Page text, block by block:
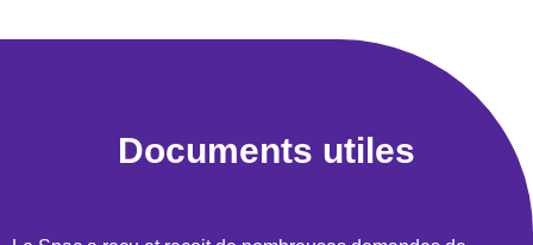
Documents utiles